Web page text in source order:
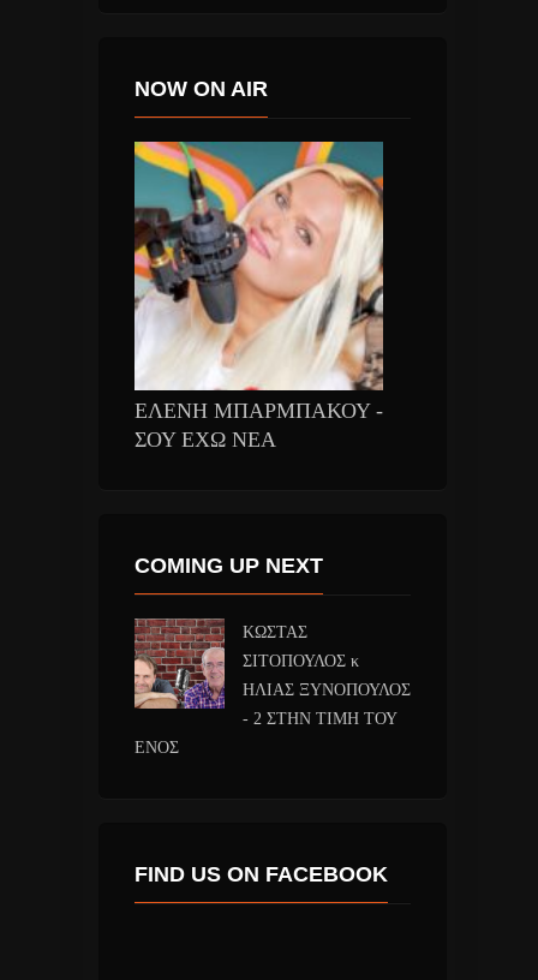
NOW ON AIR
ΕΛΕΝΗ ΜΠΑΡΜΠΑΚΟΥ -
ΣΟΥ ΕΧΩ ΝΕΑ
COMING UP NEXT
ΚΩΣΤΑΣ
ΣΙΤΟΠΟΥΛΟΣ κ
ΗΛΙΑΣ ΞΥΝΟΠΟΥΛΟΣ
- 2 ΣΤΗΝ ΤΙΜΗ ΤΟΥ
ΕΝΟΣ
FIND US ON FACEBOOK